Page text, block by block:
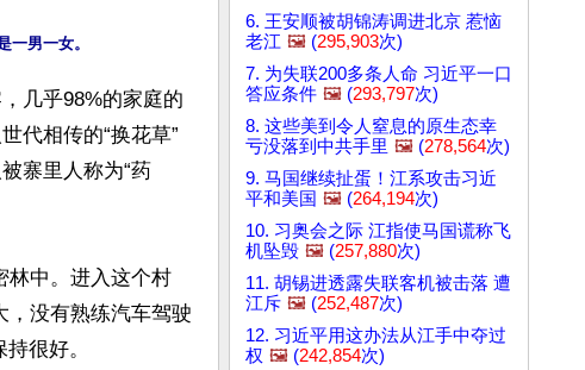
几乎98%的家庭的
代相传的“换花草”
寨里人称为“药
林中。进入这个村
，没有熟练汽车驾驶
很好。
6. 王安顺被胡锦涛调进北京 惹恼
老江 🖼️ (295,903次)
7. 为失联200多条人命 习近平一口
答应条件 🖼️ (293,797次)
8. 这些美到令人窒息的原生态幸
亏没落到中共手里 🖼️ (278,564次)
9. 马国继续扯蛋！江系攻击习近
平和美国 🖼️ (264,194次)
10. 习奥会之际 江指使马国谎称飞
机坠毁 🖼️ (257,880次)
11. 胡锡进透露失联客机被击落 遭
江斥 🖼️ (252,487次)
12. 习近平用这办法从江手中夺过
权 🖼️ (242,854次)